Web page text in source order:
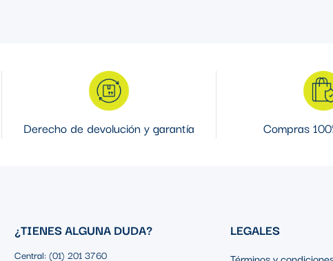
Derecho de devolución y garantía Compras
¿TIENES ALGUNA DUDA?
Central: (01) 201 3760
LEGALES